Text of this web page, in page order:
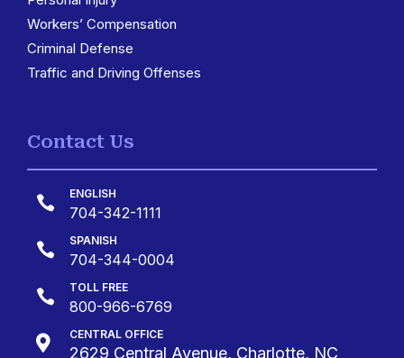
Workers’ Compensation
Criminal Defense
Traffic and Driving Offenses
Contact Us
 ENGLISH
704-342-1111
 SPANISH
704-344-0004
 TOLL FREE
800-966-6769
 CENTRAL OFFICE
2629 Central Avenue, Charlotte, NC